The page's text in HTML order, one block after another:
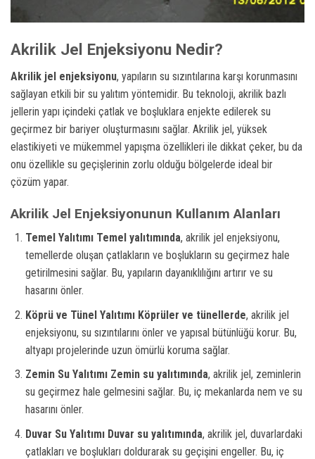
Akrilik Jel Enjeksiyonu Nedir?
Akrilik jel enjeksiyonu, yapıların su sızıntılarına karşı korunmasını
sağlayan etkili bir su yalıtım yöntemidir. Bu teknoloji, akrilik bazlı
jellerin yapı içindeki çatlak ve boşluklara enjekte edilerek su
geçirmez bir bariyer oluşturmasını sağlar. Akrilik jel, yüksek
elastikiyeti ve mükemmel yapışma özellikleri ile dikkat çeker, bu da
onu özellikle su geçişlerinin zorlu olduğu bölgelerde ideal bir
çözüm yapar.
Akrilik Jel Enjeksiyonunun Kullanım Alanları
Temel Yalıtımı Temel yalıtımında, akrilik jel enjeksiyonu,
temellerde oluşan çatlakların ve boşlukların su geçirmez hale
getirilmesini sağlar. Bu, yapıların dayanıklılığını artırır ve su
hasarını önler.
Köprü ve Tünel Yalıtımı Köprüler ve tünellerde, akrilik jel
enjeksiyonu, su sızıntılarını önler ve yapısal bütünlüğü korur. Bu,
altyapı projelerinde uzun ömürlü koruma sağlar.
Zemin Su Yalıtımı Zemin su yalıtımında, akrilik jel, zeminlerin
su geçirmez hale gelmesini sağlar. Bu, iç mekanlarda nem ve su
hasarını önler.
Duvar Su Yalıtımı Duvar su yalıtımında, akrilik jel, duvarlardaki
çatlakları ve boşlukları doldurarak su geçişini engeller. Bu, iç